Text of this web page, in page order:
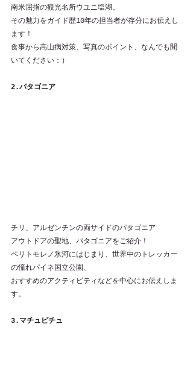
南米屈指の観光名所ウユニ塩湖。
その魅力をガイド歴10年の担当者が存分にお伝えし
ます！
食事から高山病対策、写真のポイント、なんでも聞
いてください：）
2.パタゴニア
チリ、アルゼンチンの両サイドのパタゴニア
アウトドアの聖地、パタゴニアをご紹介！
ペリトモレノ氷河にはじまり、世界中のトレッカー
の憧れパイネ国立公園、
おすすめのアクティビティなどを中心にお伝えしま
す。
3.マチュピチュ